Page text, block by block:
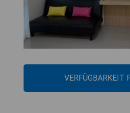
VERFÜGBARKEIT